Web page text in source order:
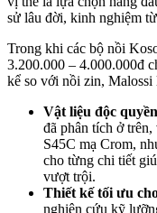
sử lâu đời, kinh nghiệm
Trong khi các bộ nồi
3.200.000 – 4.000.000đ
kể so với nồi zin, Malossi
Vật liệu độc
đã phân tích ở
S45C mạ Crom,
cho từng chi tiết
vượt trội.
Thiết kế tối ưu
nghiên cứu kỹ